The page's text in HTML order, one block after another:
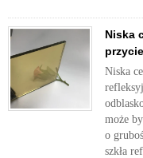
Niska
Niska
może
o
szkła